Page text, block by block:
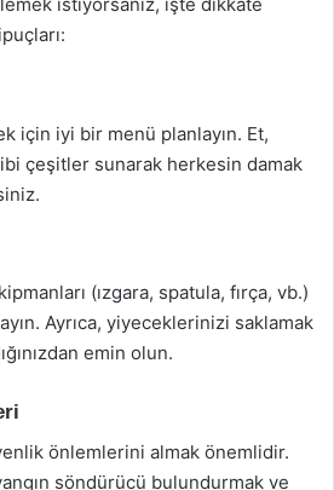
için iyi bir menü planlayın. Et,
çeşitler sunarak herkesin damak
(ızgara, spatula, fırça, vb.)
Ayrıca, yiyeceklerinizi saklamak
emin olun.
önlemlerini almak önemlidir.
söndürücü bulundurmak ve